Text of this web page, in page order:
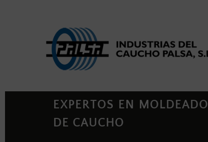
EXPERTOS EN MOLDEADO
DE CAUCHO